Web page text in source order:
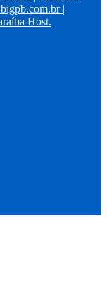
|
Host.